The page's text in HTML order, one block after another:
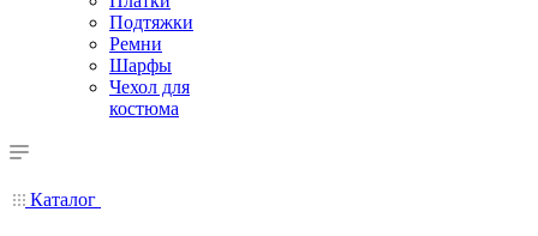
Подтяжки
Ремни
Шарфы
Чехол для
костюма
Каталог